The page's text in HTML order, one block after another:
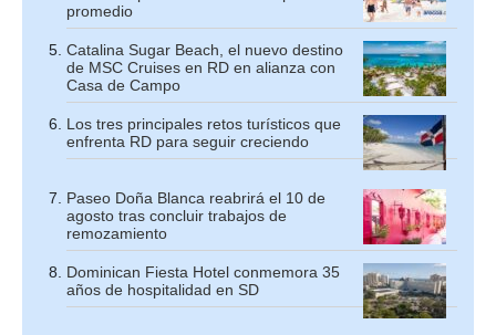
promedio
Catalina Sugar Beach, el nuevo destino
de MSC Cruises en RD en alianza con
Casa de Campo
Los tres principales retos turísticos que
enfrenta RD para seguir creciendo
Paseo Doña Blanca reabrirá el 10 de
agosto tras concluir trabajos de
remozamiento
Dominican Fiesta Hotel conmemora 35
años de hospitalidad en SD